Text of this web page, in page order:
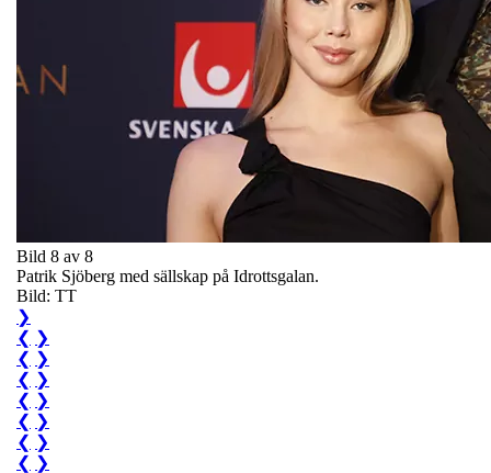
Bild 8 av 8
Patrik Sjöberg med sällskap på Idrottsgalan.
Bild: TT
❯
❮ ❯
❮ ❯
❮ ❯
❮ ❯
❮ ❯
❮ ❯
❮ ❯